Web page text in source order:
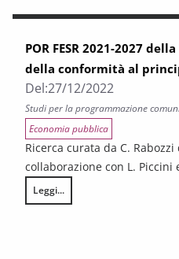
POR FESR 2021-2027
della conformità al
Del:27/12/2022
Studi per la programmazione
Economia pubblica
Ricerca curata da C.
collaborazione con L. Piccini
Leggi...
POR FESR 2021-2027 della